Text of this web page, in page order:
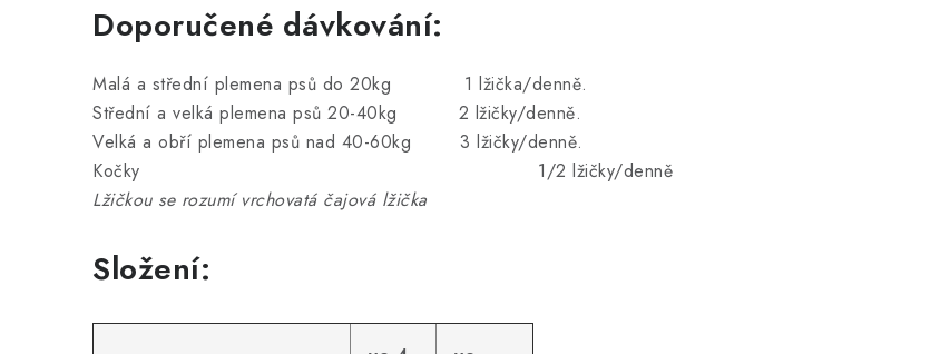
Doporučené dávkování:
Malá a střední plemena psů do 20kg 1 lžička/denně.
Střední a velká plemena psů 20-40kg 2 lžičky/denně.
Velká a obří plemena psů nad 40-60kg 3 lžičky/denně.
Kočky 1/2 lžičky/denně
Lžičkou se rozumí vrchovatá čajová lžička
Složení: